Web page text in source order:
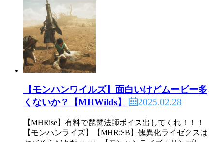
【モンハンワイルズ】面白いけどムービー多
くないか？【MHWilds】
2025.02.28
【MHRise】有料で琵琶法師ボイス出してくれ！！！
【モンハンライズ】【MHR:SB】傀異化ライゼクスは